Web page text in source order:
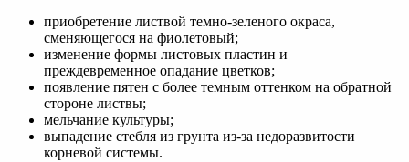
приобретение листвой темно-зеленого окраса,
сменяющегося на фиолетовый;
изменение формы листовых пластин и
преждевременное опадание цветков;
появление пятен с более темным оттенком на обратной
стороне листвы;
мельчание культуры;
выпадение стебля из грунта из-за недоразвитости
корневой системы.